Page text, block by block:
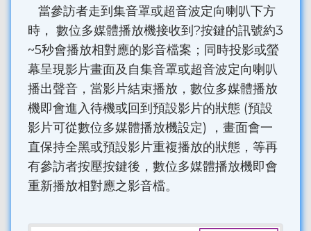
當參訪者走到集音罩或超音波定向喇叭下方
時， 數位多媒體播放機接收到?按鍵的訊號約3
~5秒會播放相對應的影音檔案；同時投影或螢
幕呈現影片畫面及自集音罩或超音波定向喇叭
播出聲音，當影片結束播放，數位多媒體播放
機即會進入待機或回到預設影片的狀態 (預設
影片可從數位多媒體播放機設定) ，畫面會一
直保持全黑或預設影片重複播放的狀態，等再
有參訪者按壓按鍵後，數位多媒體播放機即會
重新播放相對應之影音檔。